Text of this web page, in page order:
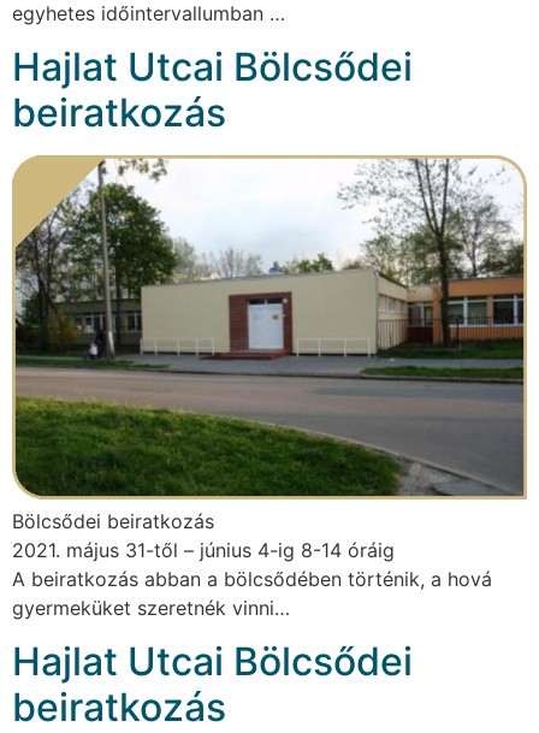
egyhetes időintervallumban …
Hajlat Utcai Bölcsődei
beiratkozás
Bölcsődei beiratkozás
2021. május 31-től – június 4-ig 8-14 óráig
A beiratkozás abban a bölcsődében történik, a hová
gyermeküket szeretnék vinni…
Hajlat Utcai Bölcsődei
beiratkozás